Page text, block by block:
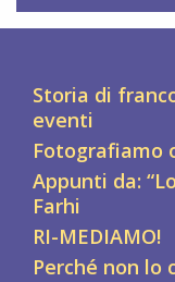
Storia di
eventi
Fotografiamo
Appunti da:
Farhi
RI-MEDIAMO!
Perché non lo